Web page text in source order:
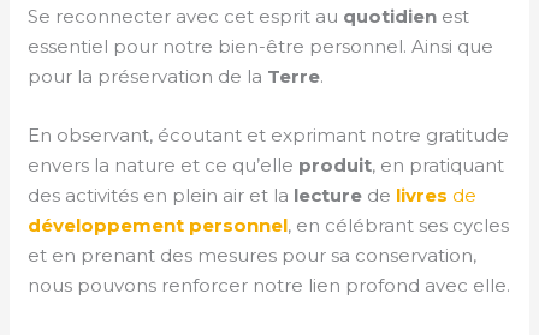
Se reconnecter avec cet esprit au quotidien est
essentiel pour notre bien-être personnel. Ainsi que
pour la préservation de la Terre.
En observant, écoutant et exprimant notre gratitude
envers la nature et ce qu’elle produit, en pratiquant
des activités en plein air et la lecture de livres de
développement personnel, en célébrant ses cycles
et en prenant des mesures pour sa conservation,
nous pouvons renforcer notre lien profond avec elle.